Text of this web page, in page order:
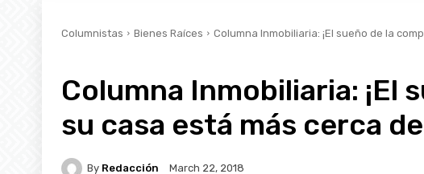
Columnistas Bienes Raíces Columna Inmobiliaria: ¡El sueño de la
Columna Inmobiliaria: ¡El
su casa está más cerca
By Redacción March 22, 2018